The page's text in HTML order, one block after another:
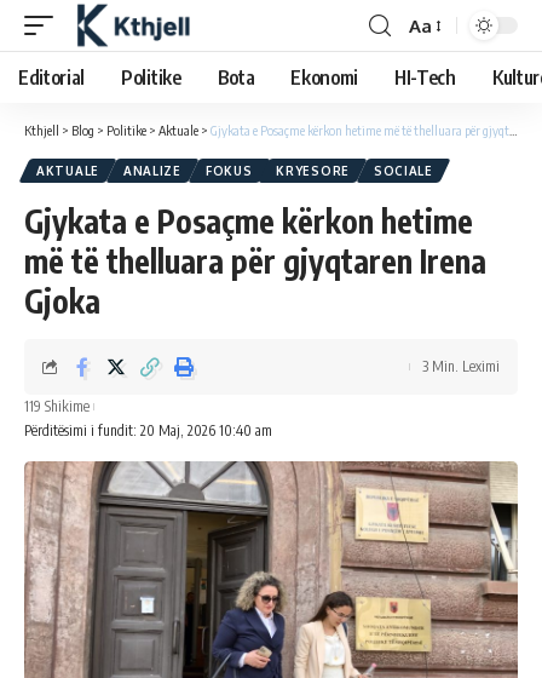
Aa
Editorial Politike Bota Ekonomi HI-Tech
Kthjell > Blog > Politike > Aktuale > Gjykata e Posaçme kërkon hetime më të thelluara për gjyqtaren Irena Gjoka
AKTUALE ANALIZE FOKUS KRYESORE SOCIALE
Gjykata e Posaçme kërkon hetime
më të thelluara për gjyqtaren Irena
Gjoka
Përditësimi i fundit: 20 Maj, 2026 10:40 am
119 Shikime
3 Min. Leximi